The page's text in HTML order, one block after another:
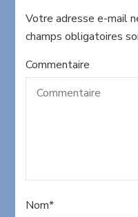
Votre adresse e-mail
champs obligatoires
Commentaire
Nom*